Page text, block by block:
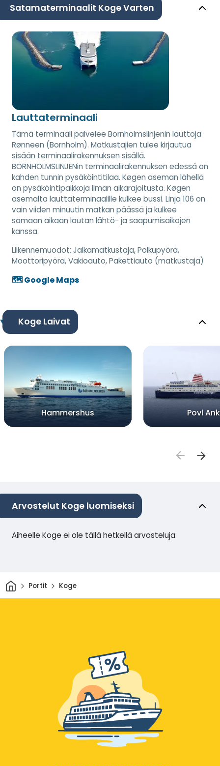
Satamaterminaalit Koge Varten
Lauttaterminaali
Tämä terminaali palvelee Bornholmslinjenin lauttoja
Rønneen (Bornholm). Matkustajien tulee kirjautua
sisään terminaalirakennuksen sisällä.
BORNHOLMSLINJENin terminaalirakennuksen edessä on
kahden tunnin pysäköintitilaa. Køgen aseman lähellä
on pysäköintipaikkoja ilman aikarajoitusta. Køgen
asemalta lauttaterminaalille kulkee bussi. Linja 106 on
vain viiden minuutin matkan päässä ja kulkee
samaan aikaan lautan lähtö- ja saapumisaikojen
kanssa.
Liikennemuodot: Jalkamatkustaja, Polkupyörä,
Moottoripyörä, Vakioauto, Pakettiauto (matkustaja)
🗺️ Google Maps
Koge Laivat
Hammershus Povl
Arvostelut Koge luomiseksi
Aiheelle Koge ei ole tällä hetkellä arvosteluja
KotiinPortit Koge